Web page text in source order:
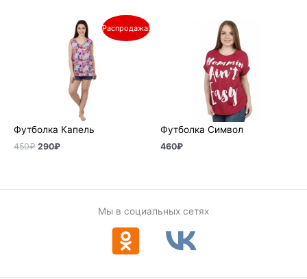
Распродажа!
Футболка Капель
450₽
Первоначальная
составляла
290₽
Текущая
цена:
290₽.
Футболка Символ
460₽
Мы в социальных сетях